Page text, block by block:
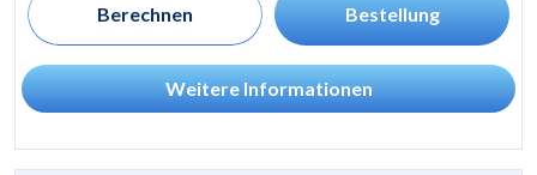
Berechnen Bestellung
Weitere Informationen